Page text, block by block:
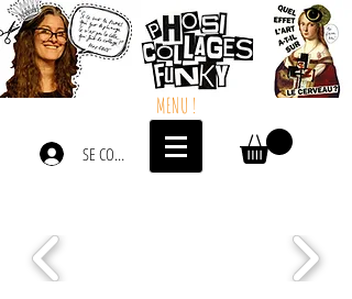
MENU !
SE CONNECTER